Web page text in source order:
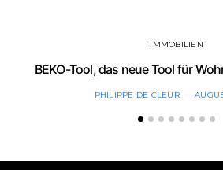
IMMOBILIEN
BEKO-Tool, das neue Tool für
PHILIPPE DE CLEUR